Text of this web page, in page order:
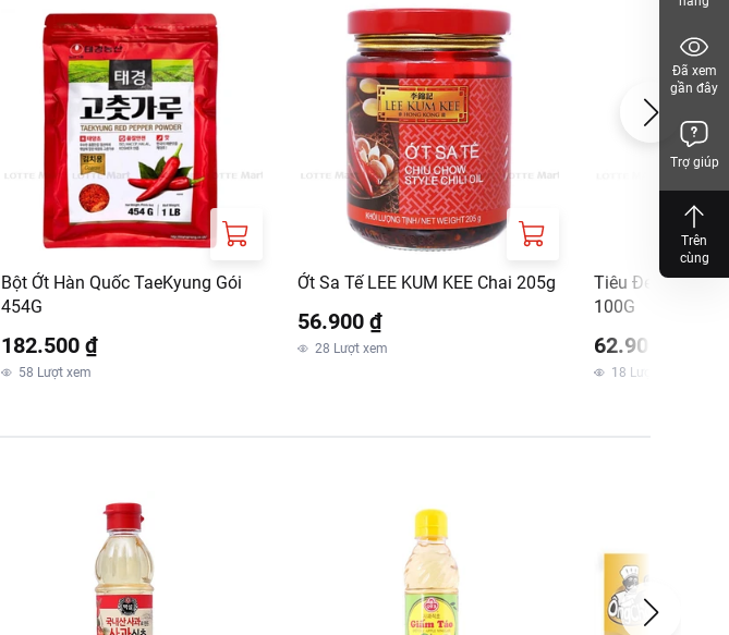
Bột Ớt Hàn Quốc TaeKyung Gói
454G
182.500 ₫
58 Lượt xem
Ớt Sa Tế LEE KUM KEE Chai 205g
56.900 ₫
28 Lượt xem
Tiêu Đen Xay
100G
62.900 ₫
18 Lượt xem
Đã xem
gần đây
Trợ giúp
Trên
cùng